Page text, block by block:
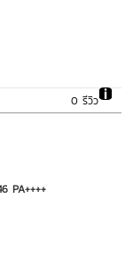
0 รีวิว
PA++++